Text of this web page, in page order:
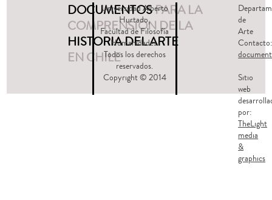
DOCUMENTOSPARA LA
COMPRENSIÓN DE LA
HISTORIA DEL ARTE
EN CHILE
Universidad Alberto
Hurtado,
Facultad de Filosofía
Humanidades.
Todos los derechos
reservados.
Copyright © 2014
de
Arte
Sitio
web
por:
TheLight
media
&
graphics